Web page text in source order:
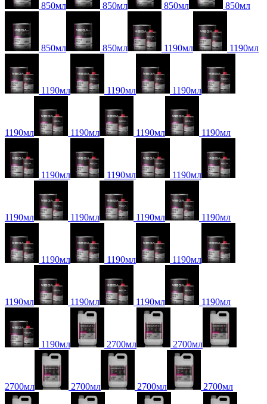
850мл 850мл 850мл 850мл
850мл 850мл 1190мл 1190мл
1190мл 1190мл 1190мл
1190мл 1190мл 1190мл 1190мл
1190мл 1190мл 1190мл
1190мл 1190мл 1190мл 1190мл
1190мл 1190мл 1190мл
1190мл 1190мл 1190мл 1190мл
1190мл 2700мл 2700мл
2700мл 2700мл 2700мл 2700мл